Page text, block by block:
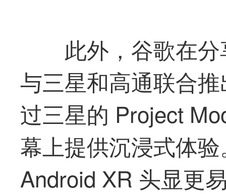
此外，谷歌在
与三星和高通联合
过三星的 Project
幕上提供沉浸式体
Android XR 头显更